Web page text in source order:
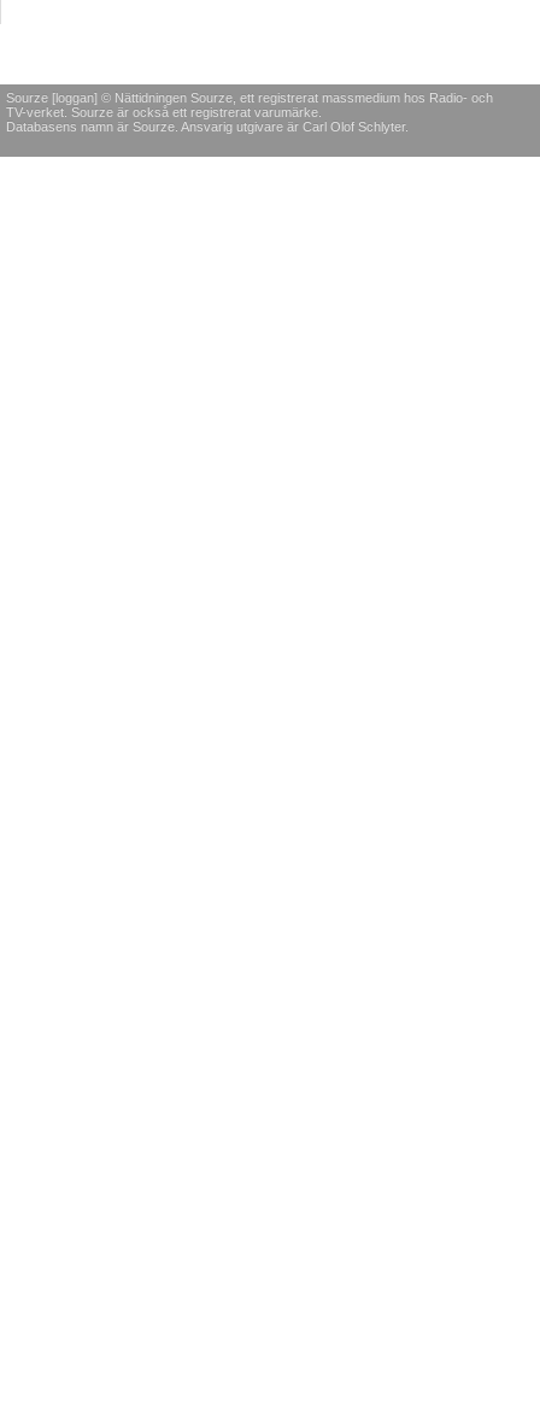
Sourze [loggan] © Nättidningen Sourze, ett registrerat massmedium hos Radio- och
TV-verket. Sourze är också ett registrerat varumärke.
Databasens namn är Sourze. Ansvarig utgivare är Carl Olof Schlyter.